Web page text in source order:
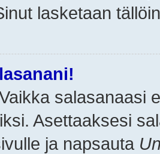
lasketaan
salasanaasi
Asettaaksesi
ja napsauta